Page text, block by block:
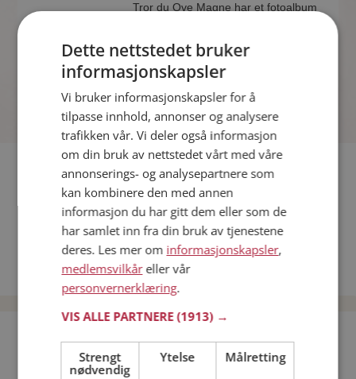
Tror du Ove Magne har et fotoalbum
med spennende bilder på sidene.
Fler single
Flere singlemenn fra Alver:Knut Erik, Jan Erik,Jakob
Kvinner fra Alver
Date kvinner i Norge
Date menn i Norge
Bli medlem gratis!
Dette nettstedet bruker
informasjonskapsler
Vi bruker informasjonskapsler for å
tilpasse innhold, annonser og analysere
trafikken vår. Vi deler også informasjon
om din bruk av nettstedet vårt med våre
annonserings- og analysepartnere som
kan kombinere den med annen
informasjon du har gitt dem eller som de
har samlet inn fra din bruk av tjenestene
deres. Les mer om informasjonskapsler,
medlemsvilkåreller vår
personvernerklæring.
VIS ALLE PARTNERE(1913) →
Strengt
nødvendig
Ytelse Målretting